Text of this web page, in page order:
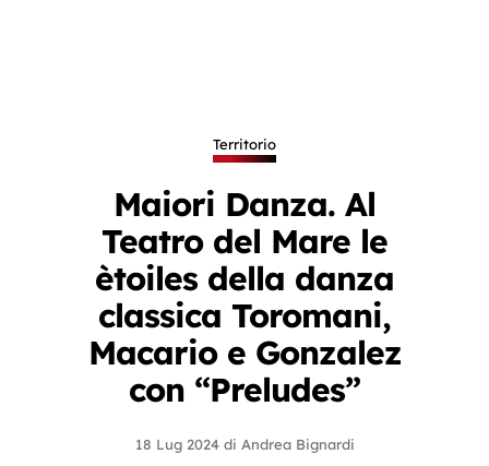
Territorio
Maiori Danza. Al
Teatro del Mare le
ètoiles della danza
classica Toromani,
Macario e Gonzalez
con “Preludes”
18 Lug 2024 di Andrea Bignardi